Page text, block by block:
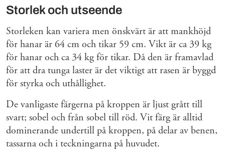
Storlek och utseende
Storleken kan variera men önskvärt är att mankhöjd
för hanar är 64 cm och tikar 59 cm. Vikt är ca 39 kg
för hanar och ca 34 kg för tikar. Då den är framavlad
för att dra tunga laster är det viktigt att rasen är byggd
för styrka och uthållighet.
De vanligaste färgerna på kroppen är ljust grått till
svart; sobel och från sobel till röd. Vit färg är alltid
dominerande undertill på kroppen, på delar av benen,
tassarna och i teckningarna på huvudet.